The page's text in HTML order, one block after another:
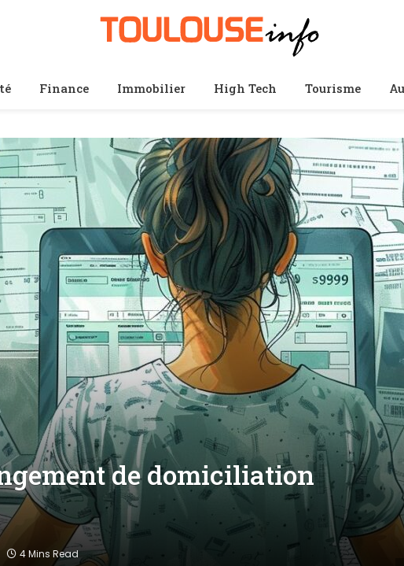
Finance Immobilier High Tech Tourisme
de domiciliation
4 Mins Read